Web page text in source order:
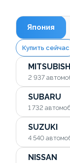
Япония
Купить сейчас
MITSUBISHI
2 937
SUBARU
1 732
SUZUKI
4 540
NISSAN